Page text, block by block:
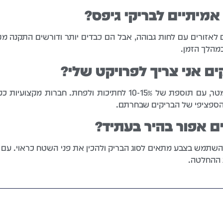
לבריקי גיפס?
לאזורים עם לחות גבוהה, אבל הם כבדים יותר ודורשים התקנה
הזמן.
אני צריך לפרויקט שלי?
החישוב נעשה לפי שטח הקיר בריבוע מטר, עם תוספת של 10-15%
של הבריקים שבחרתם.
אפור בהיר בעתיד?
בצבע מתאים לסוג הבריק ולהכין את פני השטח כראוי.
ההחלטה.